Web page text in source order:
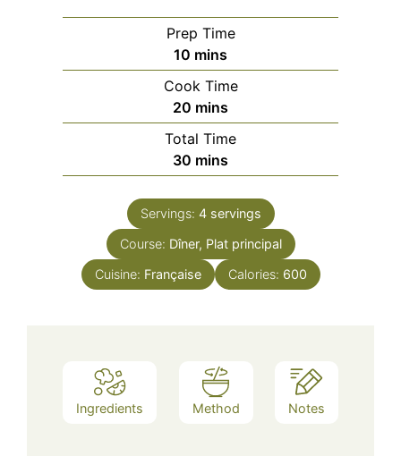
Prep Time
10 minutes
mins
Cook Time
20 minutes
mins
Total Time
30 minutes
mins
Servings: 4 servings
Course: Dîner, Plat principal
Cuisine: Française Calories: 600
Ingredients Method Notes